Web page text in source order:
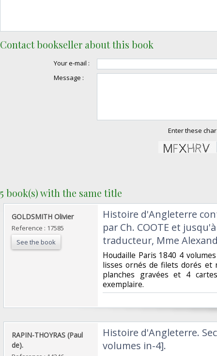
Contact bookseller about this book
Your e-mail :
Message :
Enter these
5 book(s) with the same title
‎GOLDSMITH Olivier‎
Reference : 17585
See the book
‎Histoire d'Angleterre
par Ch. COOTE et
traducteur, Mme
‎Houdaille Paris 1840 4
lisses ornés de filets dorés et
planches gravées et 4
exemplaire.‎
‎RAPIN-THOYRAS (Paul
de). ‎
‎Histoire d'Angleterre.
volumes in-4].‎